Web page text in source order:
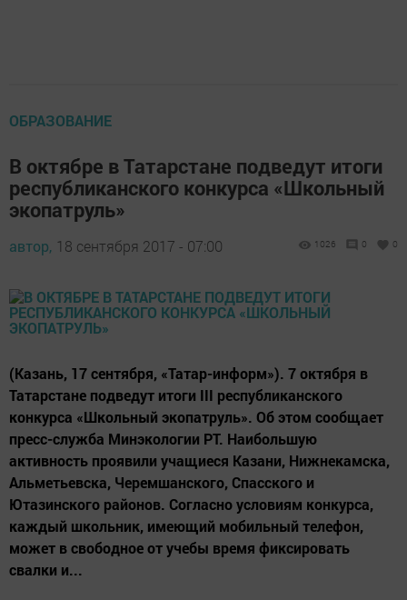
ОБРАЗОВАНИЕ
В октябре в Татарстане подведут итоги
республиканского конкурса «Школьный
экопатруль»
автор, 18 сентября 2017 - 07:00 1026 0 0
(Казань, 17 сентября, «Татар-информ»). 7 октября в
Татарстане подведут итоги III республиканского
конкурса «Школьный экопатруль». Об этом сообщает
пресс-служба Минэкологии РТ. Наибольшую
активность проявили учащиеся Казани, Нижнекамска,
Альметьевска, Черемшанского, Спасского и
Ютазинского районов. Согласно условиям конкурса,
каждый школьник, имеющий мобильный телефон,
может в свободное от учебы время фиксировать
свалки и...